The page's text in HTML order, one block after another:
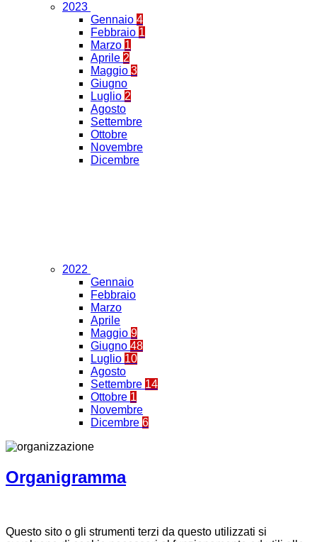
2023
Gennaio 4
Febbraio 1
Marzo 1
Aprile 2
Maggio 3
Giugno
Luglio 2
Agosto
Settembre
Ottobre
Novembre
Dicembre
2022
Gennaio
Febbraio
Marzo
Aprile
Maggio 9
Giugno 48
Luglio 10
Agosto
Settembre 14
Ottobre 1
Novembre
Dicembre 6
Organigramma
Questo sito o gli strumenti terzi da questo utilizzati si